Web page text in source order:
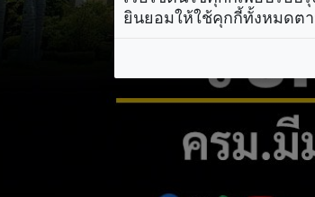
ยินยอมให้ใช้คุกกี้ทั้งหมดต